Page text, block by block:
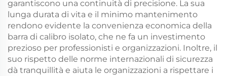
garantiscono una continuità di precisione. La sua
lunga durata di vita e il minimo mantenimento
rendono evidente la convenienza economica della
barra di calibro isolato, che ne fa un investimento
prezioso per professionisti e organizzazioni. Inoltre, il
suo rispetto delle norme internazionali di sicurezza
dà tranquillità e aiuta le organizzazioni a rispettare i